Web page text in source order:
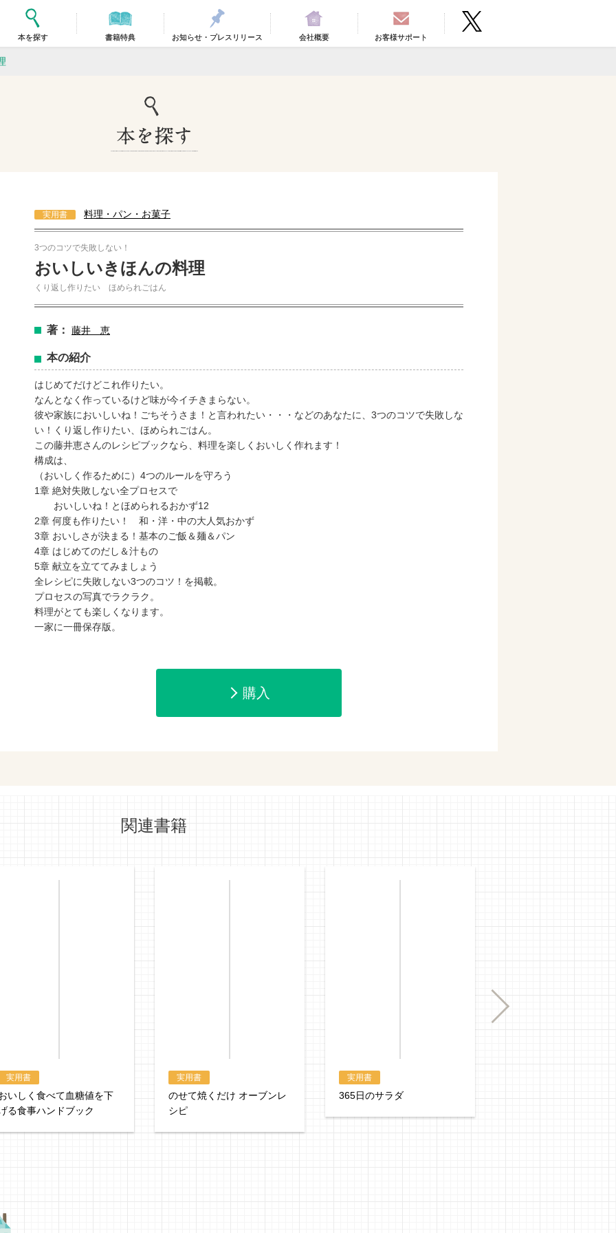
本を探す 書籍特典 お知らせ・プレスリリース 会社概要 お客様サポート
実用書 料理・パン・お菓子
3つのコツで失敗しない！
おいしいきほんの料理
くり返し作りたい ほめられごはん
著： 藤井 恵
本の紹介
はじめてだけどこれ作りたい。
なんとなく作っているけど味が今イチきまらない。
彼や家族においしいね！ごちそうさま！と言われたい・・・などのあなたに、3つのコツで失敗しな
い！くり返し作りたい、ほめられごはん。
この藤井恵さんのレシピブックなら、料理を楽しくおいしく作れます！
構成は、
（おいしく作るために）4つのルールを守ろう
1章 絶対失敗しない全プロセスで
おいしいね！とほめられるおかず12
2章 何度も作りたい！ 和・洋・中の大人気おかず
3章 おいしさが決まる！基本のご飯＆麺＆パン
4章 はじめてのだし＆汁もの
5章 献立を立ててみましょう
全レシピに失敗しない3つのコツ！を掲載。
プロセスの写真でラクラク。
料理がとても楽しくなります。
一家に一冊保存版。
購入
関連書籍
実用書
いしく食べて血糖値を下
る食事ハンドブック
実用書
のせて焼くだけ オーブンレ
シピ
実用書
365日のサラダ
Next